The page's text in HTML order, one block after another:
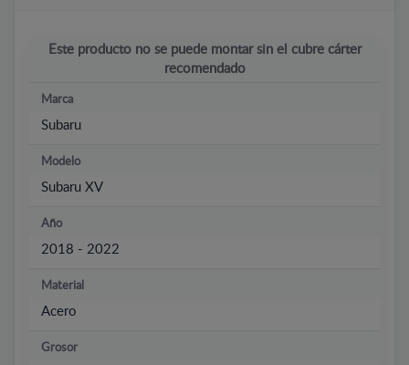
Este producto no se puede montar sin el cubre cárter
recomendado
Marca
Subaru
Modelo
Subaru XV
Año
2018 - 2022
Material
Acero
Grosor